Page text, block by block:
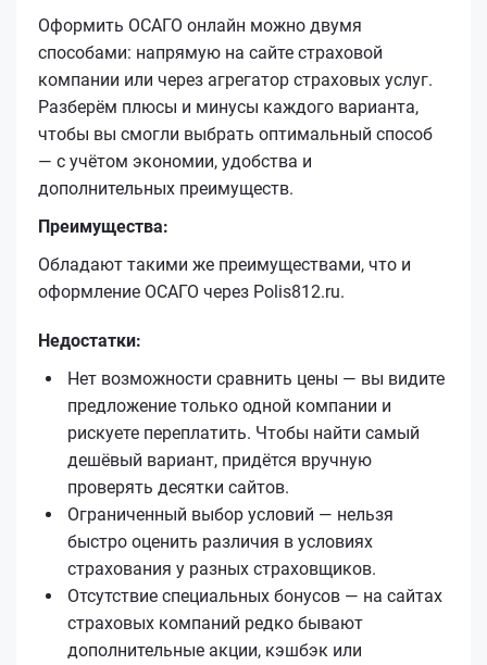
Оформить ОСАГО онлайн можно двумя
способами: напрямую на сайте страховой
компании или через агрегатор страховых услуг.
Разберём плюсы и минусы каждого варианта,
чтобы вы смогли выбрать оптимальный способ
— с учётом экономии, удобства и
дополнительных преимуществ.
Преимущества:
Обладают такими же преимуществами, что и
оформление ОСАГО через Polis812.ru.
Недостатки:
Нет возможности сравнить цены — вы видите
предложение только одной компании и
рискуете переплатить. Чтобы найти самый
дешёвый вариант, придётся вручную
проверять десятки сайтов.
Ограниченный выбор условий — нельзя
быстро оценить различия в условиях
страхования у разных страховщиков.
Отсутствие специальных бонусов — на сайтах
страховых компаний редко бывают
дополнительные акции, кэшбэк или